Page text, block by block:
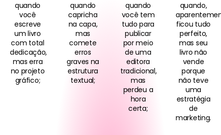
quando
você
escreve
um livro
com total
dedicação,
mas erra
no projeto
gráfico;
quando
capricha
na capa,
mas
comete
erros
graves na
estrutura
textual;
quando
você tem
tudo para
publicar
por meio
de uma
editora
tradicional,
mas
perdeu a
hora
certa;
quando,
ficou tudo
perfeito,
mas seu
livro não
vende
porque
não teve
uma
estratégia
de
marketing.